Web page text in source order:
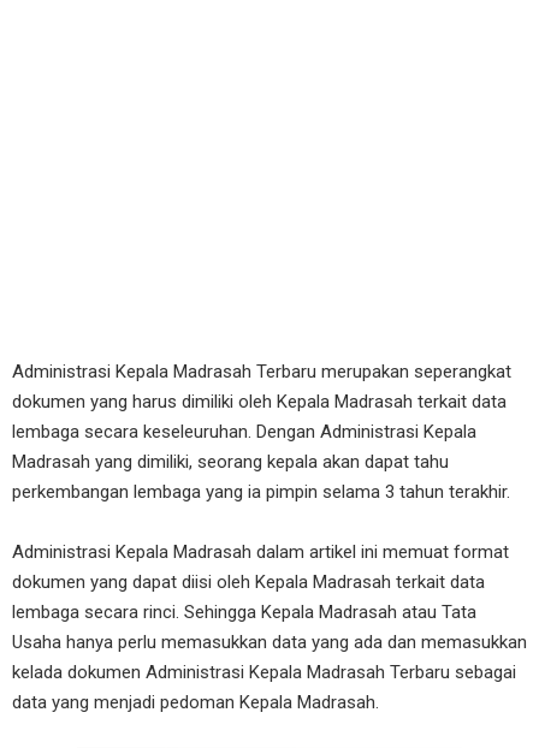
Administrasi Kepala Madrasah Terbaru merupakan seperangkat
dokumen yang harus dimiliki oleh Kepala Madrasah terkait data
lembaga secara keseleuruhan. Dengan Administrasi Kepala
Madrasah yang dimiliki, seorang kepala akan dapat tahu
perkembangan lembaga yang ia pimpin selama 3 tahun terakhir.
Administrasi Kepala Madrasah dalam artikel ini memuat format
dokumen yang dapat diisi oleh Kepala Madrasah terkait data
lembaga secara rinci. Sehingga Kepala Madrasah atau Tata
Usaha hanya perlu memasukkan data yang ada dan memasukkan
kelada dokumen Administrasi Kepala Madrasah Terbaru sebagai
data yang menjadi pedoman Kepala Madrasah.